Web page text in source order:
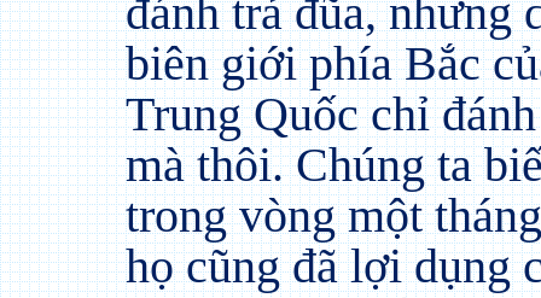
đánh trả đũa, nhưng
biên giới phía Bắc
Trung Quốc chỉ
mà thôi. Chúng ta
trong vòng một
họ cũng đã lợi dụng